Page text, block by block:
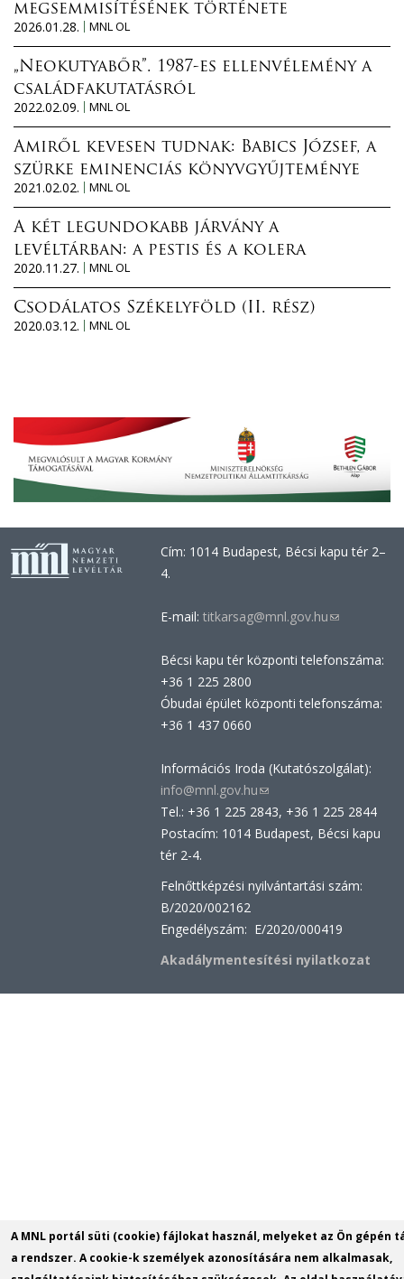
megsemmisítésének története
2026.01.28.
MNL OL
„Neokutyabőr”. 1987-es ellenvélemény a
családfakutatásról
2022.02.09.
MNL OL
Amiről kevesen tudnak: Babics József, a
szürke eminenciás könyvgyűjteménye
2021.02.02.
MNL OL
A két legundokabb járvány a
levéltárban: a pestis és a kolera
2020.11.27.
MNL OL
Csodálatos Székelyföld (II. rész)
2020.03.12.
MNL OL
Cím: 1014 Budapest, Bécsi kapu tér 2–
4.
E-mail: titkarsag@mnl.gov.hu(link
e-
Bécsi kapu tér központi telefonszáma:
+36 1 225 2800
Óbudai épület központi telefonszáma:
+36 1 437 0660
Információs Iroda (Kutatószolgálat):
info@mnl.gov.hu(link
sends
e-
Tel.: +36 1 225 2843, +36 1 225 2844
Postacím: 1014 Budapest, Bécsi kapu
tér 2-4.
Felnőttképzési nyilvántartási szám:
B/2020/002162
Engedélyszám: E/2020/000419
Akadálymentesítési nyilatkozat
A MNL portál süti (cookie) fájlokat használ, melyeket az Ön gépén
a rendszer. A cookie-k személyek azonosítására nem alkalmasak,